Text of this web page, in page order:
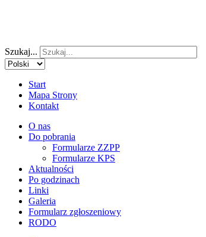
Szukaj...
Start
Mapa Strony
Kontakt
O nas
Do pobrania
Formularze ZZPP
Formularze KPS
Aktualności
Po godzinach
Linki
Galeria
Formularz zgłoszeniowy
RODO